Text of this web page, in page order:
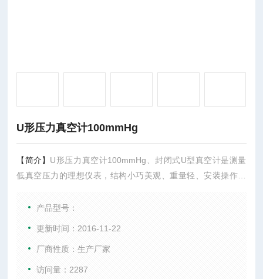
U形压力真空计100mmHg
【简介】 U形压力真空计100mmHg、封闭式U型真空计是测量
低真空压力的理想仪表，结构小巧美观、重量轻、安装操作方
采用不锈钢制品，有较高的耐腐蚀性，可用于冶金、化工、石
的测量，精确可靠地检测低真空压力。：
产品型号：
更新时间：2016-11-22
厂商性质：生产厂家
访问量：2287